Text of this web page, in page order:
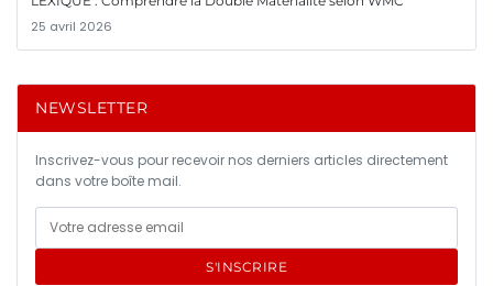
25 avril 2026
NEWSLETTER
Inscrivez-vous pour recevoir nos derniers articles directement
dans votre boîte mail.
S'INSCRIRE